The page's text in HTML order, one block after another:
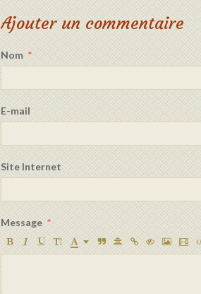
Ajouter un commentaire
Nom
E-mail
Site Internet
Message